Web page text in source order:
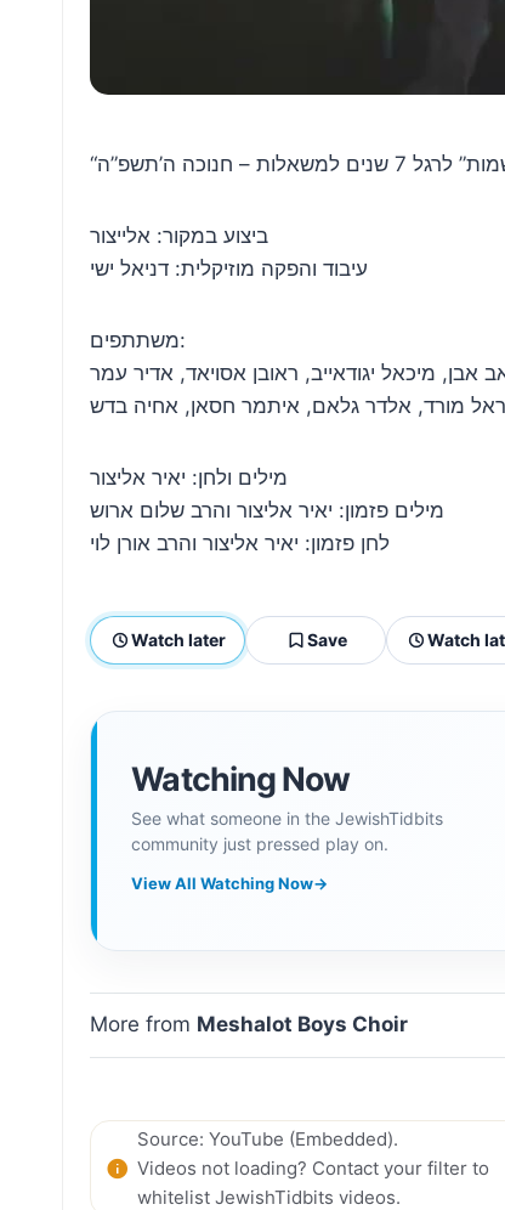
ה’תשפ”ה
ביצוע במקור: אלייצור
עיבוד והפקה מוזיקלית: דניאל ישי
משתתפים:
אבן, מיכאל יגודאייב, ראובן אסויאד, אדיר עמר
מורד, אלדר גלאם, איתמר חסאן, אחיה בדש
מילים ולחן: יאיר אליצור
מילים פזמון: יאיר אליצור והרב שלום ארוש
לחן פזמון: יאיר אליצור והרב אורן לוי
Watch later Save Watch
Watching Now
See what someone in the JewishTidbits
community just pressed play on.
View All Watching Now→
More from Meshalot Boys Choir
Source: YouTube (Embedded).
Videos not loading? Contact your filter to
whitelist JewishTidbits videos.